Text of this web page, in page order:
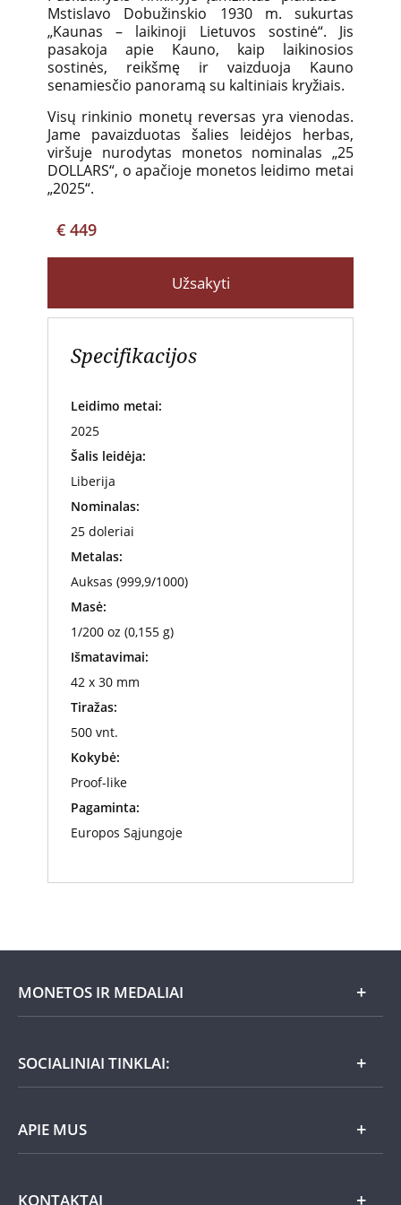
Mstislavo Dobužinskio 1930 m. sukurtas
„Kaunas – laikinoji Lietuvos sostinė“. Jis
pasakoja apie Kauno, kaip laikinosios
sostinės, reikšmę ir vaizduoja Kauno
senamiesčio panoramą su kaltiniais kryžiais.
Visų rinkinio monetų reversas yra vienodas.
Jame pavaizduotas šalies leidėjos herbas,
viršuje nurodytas monetos nominalas „25
DOLLARS“, o apačioje monetos leidimo metai
„2025“.
€ 449
Užsakyti
Specifikacijos
Leidimo metai:
2025
Šalis leidėja:
Liberija
Nominalas:
25 doleriai
Metalas:
Auksas (999,9/1000)
Masė:
1/200 oz (0,155 g)
Išmatavimai:
42 x 30 mm
Tiražas:
500 vnt.
Kokybė:
Proof-like
Pagaminta:
Europos Sąjungoje
MONETOS IR MEDALIAI
Dovanų idėjos
Nauja
SOCIALINIAI TINKLAI:
APIE MUS
KONTAKTAI